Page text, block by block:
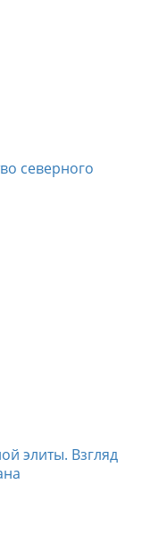
северного
элиты. Взгляд